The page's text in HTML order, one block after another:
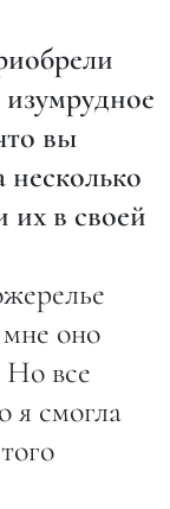
вы
несколько
их в своей
оно
Но все
я смогла